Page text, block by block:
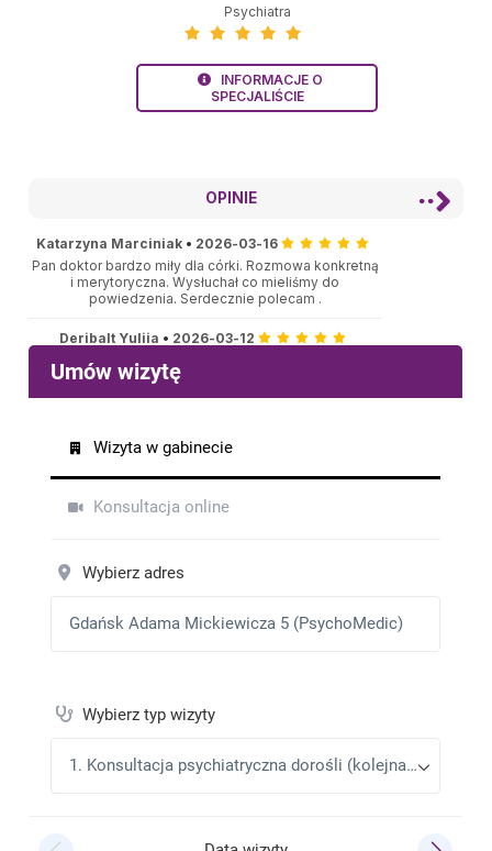
Psychiatra
INFORMACJE O
SPECJALIŚCIE
OPINIE
Katarzyna Marciniak • 2026-03-16
Pan doktor bardzo miły dla córki. Rozmowa konkretną
i merytoryczna. Wysłuchał co mieliśmy do
powiedzenia. Serdecznie polecam .
Deribalt Yuliia • 2026-03-12
Jestem bardzo zadowolony z wizyty. Polecam
Agata B.•2026-03-09
Justyna Wolska•
Konsultacje oceniam na pięć gwiazdek .Jestem
bardzo zadowolona z konsultacji .Wspaniał Doktor
.Polecam każdemu ,kto potrzebuje leczenia u lekarza
Beata Traczyk•2026-02-09
Miły i pomocny lekarz
Kinga•2026-02-07
Wizyta przebiegła w bardzo kulturalnej i niekrępującej
wizyty w gabinecie czułam się zrozumiana i
wysłuchana, a także w pełni zaopiekowana. Moje
dziecko jest pod dobrą opieką i mam nadzieję, że
niedługo wyjdziemy z kryzysu i będziemy żyć
normalnie. Dziękuję panu doktorowi za okazaną